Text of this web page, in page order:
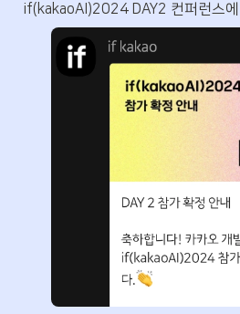
if(kakaoAI)2024 DAY2 컨퍼런스에